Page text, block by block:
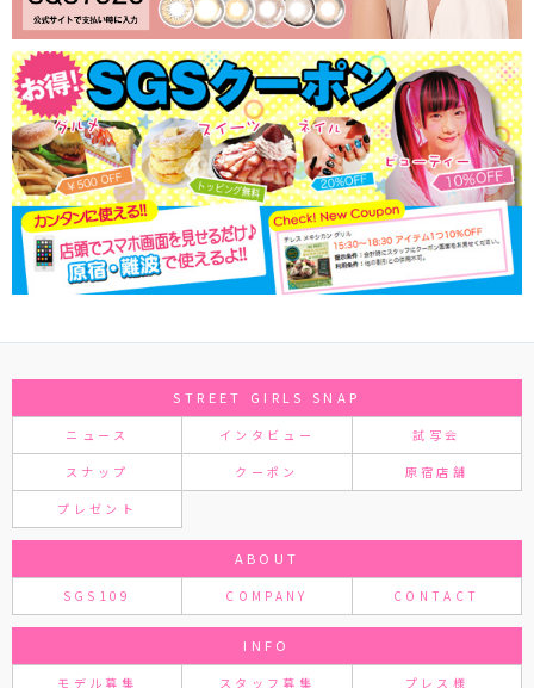
STREET GIRLS SNAP
ニュース インタビュー 試写会
スナップ クーポン 原宿店舗
プレゼント
ABOUT
SGS109 COMPANY CONTACT
INFO
モデル募集 スタッフ募集 プレス様